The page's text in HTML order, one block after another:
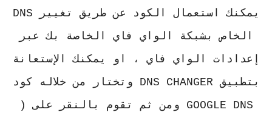
يمكنك استعمال الكود عن طريق تغيير DNS
الخاص بشبكة الواي فاي الخاصة بك عبر
إعدادات الواي فاي ، او يمكنك الإستعانة
بتطبيق DNS CHANGER وتختار من خلاله كود
GOOGLE DNS ومن ثم تقوم بالنقر على (